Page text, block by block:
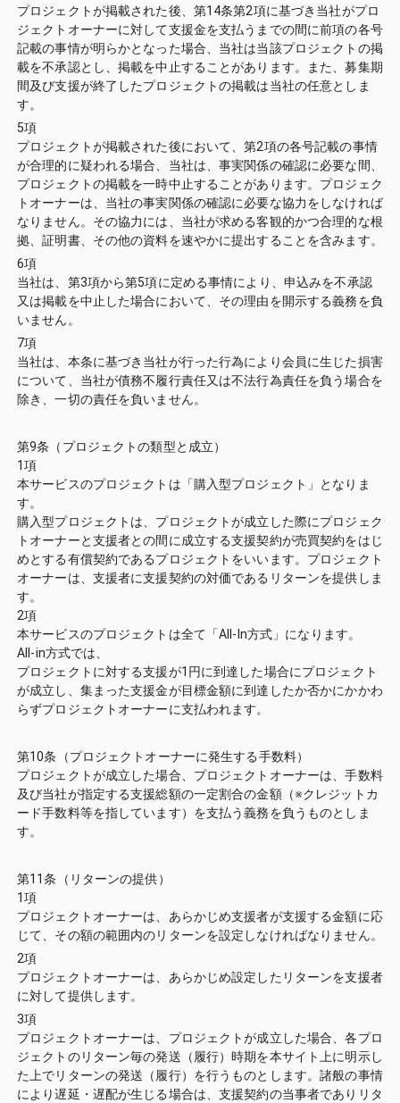
プロジェクトが掲載された後、第14条第2項に基づき当社がプロ
ジェクトオーナーに対して支援金を支払うまでの間に前項の各号
記載の事情が明らかとなった場合、当社は当該プロジェクトの掲
載を不承認とし、掲載を中止することがあります。また、募集期
間及び支援が終了したプロジェクトの掲載は当社の任意としま
す。
5項
プロジェクトが掲載された後において、第2項の各号記載の事情
が合理的に疑われる場合、当社は、事実関係の確認に必要な間、
プロジェクトの掲載を一時中止することがあります。プロジェク
トオーナーは、当社の事実関係の確認に必要な協力をしなければ
なりません。その協力には、当社が求める客観的かつ合理的な根
拠、証明書、その他の資料を速やかに提出することを含みます。
6項
当社は、第3項から第5項に定める事情により、申込みを不承認
又は掲載を中止した場合において、その理由を開示する義務を負
いません。
7項
当社は、本条に基づき当社が行った行為により会員に生じた損害
について、当社が債務不履行責任又は不法行為責任を負う場合を
除き、一切の責任を負いません。
第9条（プロジェクトの類型と成立）
1項
本サービスのプロジェクトは「購入型プロジェクト」となりま
す。
購入型プロジェクトは、プロジェクトが成立した際にプロジェク
トオーナーと支援者との間に成立する支援契約が売買契約をはじ
めとする有償契約であるプロジェクトをいいます。プロジェクト
オーナーは、支援者に支援契約の対価であるリターンを提供しま
す。
2項
本サービスのプロジェクトは全て「All-In方式」になります。
All-in方式では、
プロジェクトに対する支援が1円に到達した場合にプロジェクト
が成立し、集まった支援金が目標金額に到達したか否かにかかわ
らずプロジェクトオーナーに支払われます。
第10条（プロジェクトオーナーに発生する手数料）
プロジェクトが成立した場合、プロジェクトオーナーは、手数料
及び当社が指定する支援総額の一定割合の金額（※クレジットカ
ード手数料等を指しています）を支払う義務を負うものとしま
す。
第11条（リターンの提供）
1項
プロジェクトオーナーは、あらかじめ支援者が支援する金額に応
じて、その額の範囲内のリターンを設定しなければなりません。
2項
プロジェクトオーナーは、あらかじめ設定したリターンを支援者
に対して提供します。
3項
プロジェクトオーナーは、プロジェクトが成立した場合、各プロ
ジェクトのリターン毎の発送（履行）時期を本サイト上に明示し
た上でリターンの発送（履行）を行うものとします。諸般の事情
により遅延・遅配が生じる場合は、支援契約の当事者でありリタ